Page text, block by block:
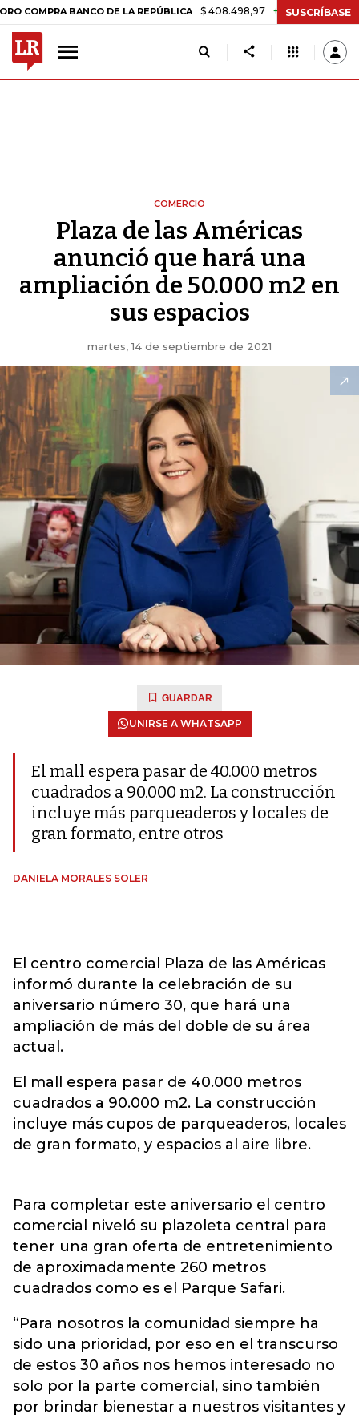
BANCO DE LA REPÚBLICA $ 408.498,97 +$ 8.753,81 +2,19%
SUSCRÍBASE
COMERCIO
Plaza de las Américas
anunció que hará una
ampliación de 50.000 m2 en
sus espacios
martes, 14 de septiembre de 2021
GUARDAR
UNIRSE A WHATSAPP
El mall espera pasar de 40.000 metros
cuadrados a 90.000 m2. La construcción
incluye más parqueaderos y locales de
gran formato, entre otros
DANIELA MORALES SOLER
El centro comercial Plaza de las Américas
informó durante la celebración de su
aniversario número 30, que hará una
ampliación de más del doble de su área
actual.
El mall espera pasar de 40.000 metros
cuadrados a 90.000 m2. La construcción
incluye más cupos de parqueaderos, locales
de gran formato, y espacios al aire libre.
Para completar este aniversario el centro
comercial niveló su plazoleta central para
tener una gran oferta de entretenimiento
de aproximadamente 260 metros
cuadrados como es el Parque Safari.
“Para nosotros la comunidad siempre ha
sido una prioridad, por eso en el transcurso
de estos 30 años nos hemos interesado no
solo por la parte comercial, sino también
por brindar bienestar a nuestros visitantes y